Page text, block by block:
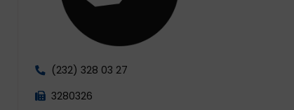
(232) 328 03 27
3280326